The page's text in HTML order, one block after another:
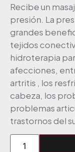
Recibe un
presión. La
grandes
tejidos
hidroterapia
afecciones,
artritis , los
cabeza, los
problemas
trastornos del